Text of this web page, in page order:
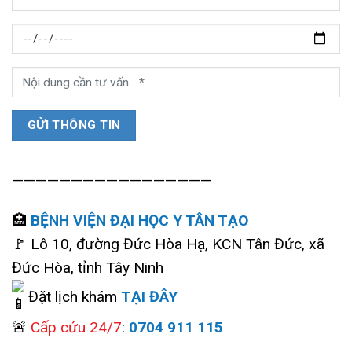
—————————————————
🏥 BỆNH VIỆN ĐẠI HỌC Y TÂN TẠO
🚩 Lô 10, đường Đức Hòa Hạ, KCN Tân Đức, xã
Đức Hòa, tỉnh Tây Ninh
Đặt lịch khám TẠI ĐÂY
🚨 Cấp cứu 24/7: 0704 911 115